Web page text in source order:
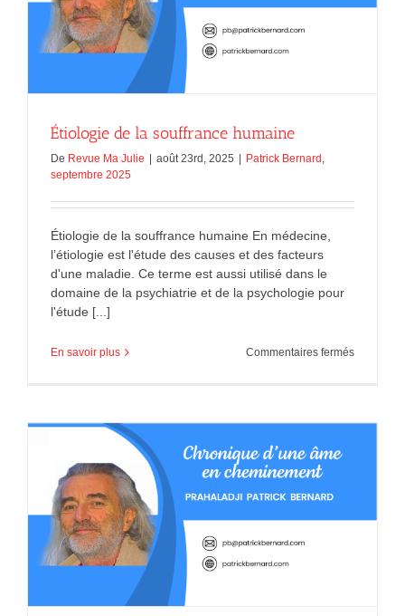
Étiologie de la souffrance humaine
De Revue Ma Julie | août 23rd, 2025 | Patrick Bernard
septembre 2025
Étiologie de la souffrance humaine En médecine,
l’étiologie est l'étude des causes et des facteurs
d'une maladie. Ce terme est aussi utilisé dans le
domaine de la psychiatrie et de la psychologie pour
l'étude [...]
En savoir plus Commentaires ferméssur